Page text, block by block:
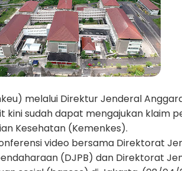
melalui Direktur Jenderal
sudah dapat mengajukan klaim
Kesehatan (Kemenkes).
video bersama Direktorat
(DJPB) dan Direktorat